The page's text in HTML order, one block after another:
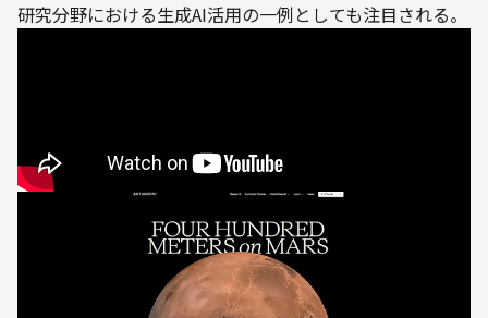
研究分野における生成AI活用の一例としても注目される。